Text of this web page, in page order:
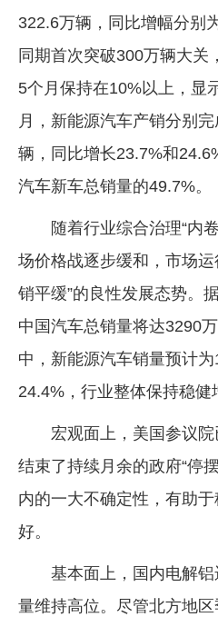
322.6万辆，同比增幅分别
同期首次突破300万辆大关
5个月保持在10%以上，显
月，新能源汽车产销分别
辆，同比增长23.7%和
汽车新车总销量的49.7%。
随着行业综合治理“内
场价格战逐步缓和，市场
销平缓”的良性发展态势。
中国汽车总销量将达3290
中，新能源汽车销量预计
24.4%，行业整体保持稳健
宏观面上，美国参议院
结束了持续月余的政府“停
内的一大不确定性，有助
好。
基本面上，国内电解
量维持高位。尽管北方地